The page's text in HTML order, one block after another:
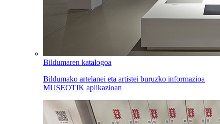
Bildumaren katalogoa
Bildumako artelanei eta artistei buruzko informazioa
MUSEOTIK aplikazioan